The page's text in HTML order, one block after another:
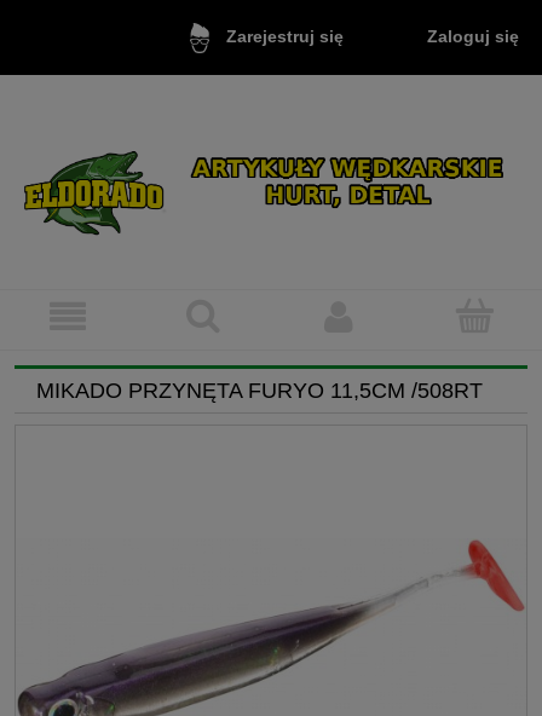
Zarejestruj się Zaloguj się
MIKADO PRZYNĘTA FURYO 11,5CM /508RT